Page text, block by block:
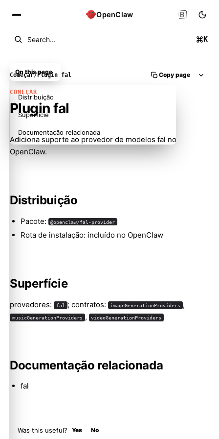
OpenClaw
Search... K
🇧🇷
Começar/Plugin fal Copy page
COMEÇAR
Plugin fal
Adiciona suporte ao provedor de modelos fal no
OpenClaw.
Distribuição
Pacote: @openclaw/fal-provider
Rota de instalação: incluído no OpenClaw
Superfície
provedores: fal ; contratos: imageGenerationProviders ,
musicGenerationProviders , videoGenerationProviders
Documentação relacionada
fal
Was this useful? Yes No
On this page
Distribuição
Superfície
Documentação relacionada
Molty